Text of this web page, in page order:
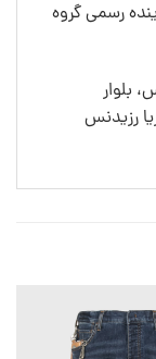
رسمی گروه
بلوار
رزیدنس